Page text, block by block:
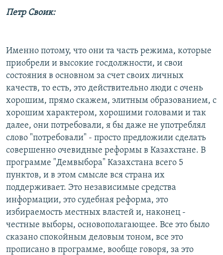
Петр Своик:
Именно потому, что они та часть режима, которые
приобрели и высокие госдолжности, и свои
состояния в основном за счет своих личных
качеств, то есть, это действительно люди с очень
хорошим, прямо скажем, элитным образованием, с
хорошим характером, хорошими головами и так
далее, они потребовали, я бы даже не употреблял
слово "потребовали" - просто предложили сделать
совершенно очевидные реформы в Казахстане. В
программе "Демвыбора" Казахстана всего 5
пунктов, и в этом смысле вся страна их
поддерживает. Это независимые средства
информации, это судебная реформа, это
избираемость местных властей и, наконец -
честные выборы, основополагающее. Все это было
сказано спокойным деловым тоном, все это
прописано в программе, вообще говоря, за это